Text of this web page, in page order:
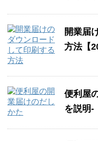
開業届
方法【
便利屋
を説明-